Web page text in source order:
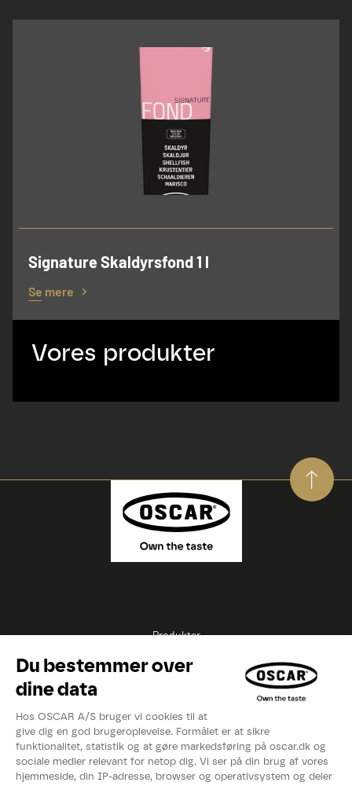
Vores produkter
Signature Skaldyrsfond 1 l
Se mere
Produkter
Inspirationer
Videoer
Kataloger
Om OSCAR®
Nyheder